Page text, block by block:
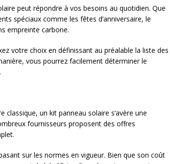
peut répondre à vos besoins au quotidien. Que
spéciaux comme les fêtes d’anniversaire, le
empreinte carbone.
votre choix en définissant au préalable la liste des
vous pourrez facilement déterminer le
un kit panneau solaire s’avère une
fournisseurs proposent des offres
sur les normes en vigueur. Bien que son coût